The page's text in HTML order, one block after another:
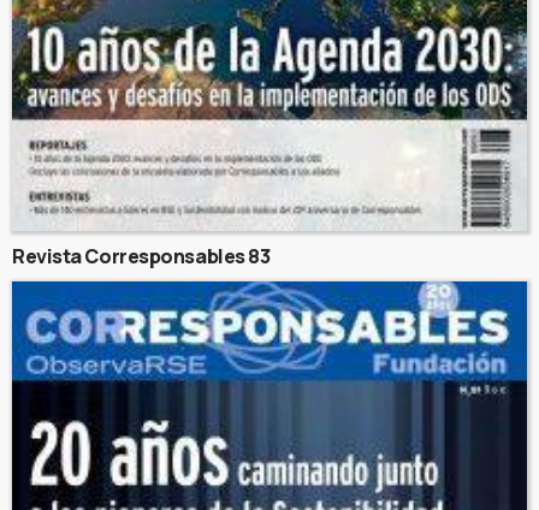
Revista Corresponsables 83